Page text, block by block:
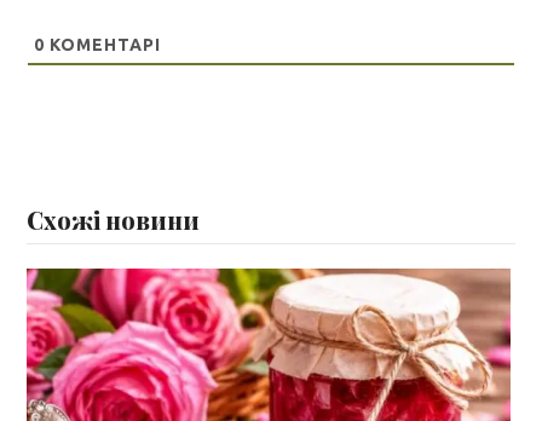
0 КОМЕНТАРІ
Схожі новини